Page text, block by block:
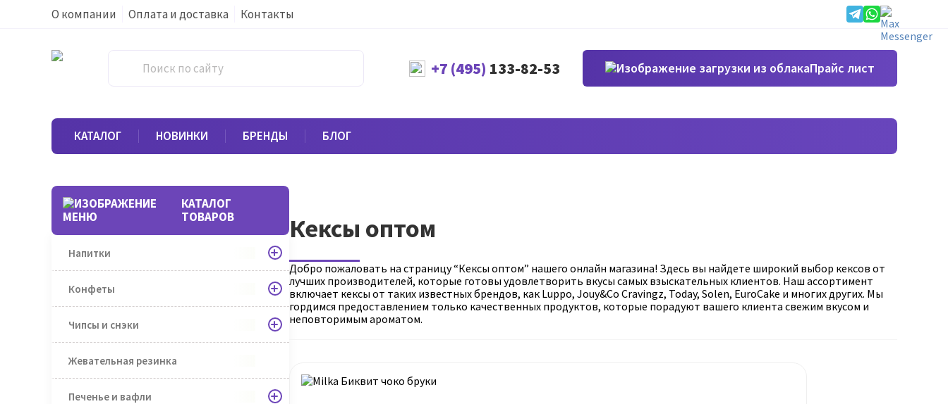
О компании Оплата и доставка Контакты
+7 (495) 133-82-53 Прайс лист
КАТАЛОГ НОВИНКИ БРЕНДЫ БЛОГ
КАТАЛОГ
ТОВАРОВ
Напитки
Конфеты
Чипсы и снэки
Жевательная резинка
Печенье и вафли
Кексы оптом
Добро пожаловать на страницу “Кексы оптом” нашего онлайн магазина! Здесь вы найдете широкий выбор кексов от
лучших производителей, которые готовы удовлетворить вкусы самых взыскательных клиентов. Наш ассортимент
включает кексы от таких известных брендов, как Luppo, Jouy&Co Cravingz, Today, Solen, EuroCake и многих других. Мы
гордимся предоставлением только качественных продуктов, которые порадуют вашего клиента свежим вкусом и
неповторимым ароматом.